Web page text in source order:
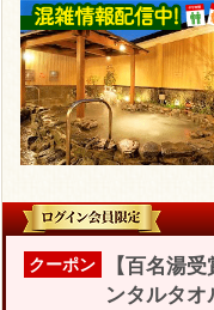
クーポン
【百名湯
ンタルタオ